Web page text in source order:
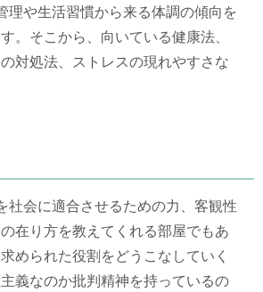
理や生活習慣から来る体調の傾向を
。そこから、向いている健康法、
対処法、ストレスの現れやすさな
社会に適合させるための力、客観性
在り方を教えてくれる部屋でもあ
められた役割をどうこなしていく
義なのか批判精神を持っているの